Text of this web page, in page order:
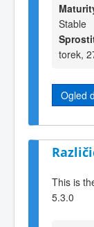
Stable
torek,
Ogled
This is
5.3.0